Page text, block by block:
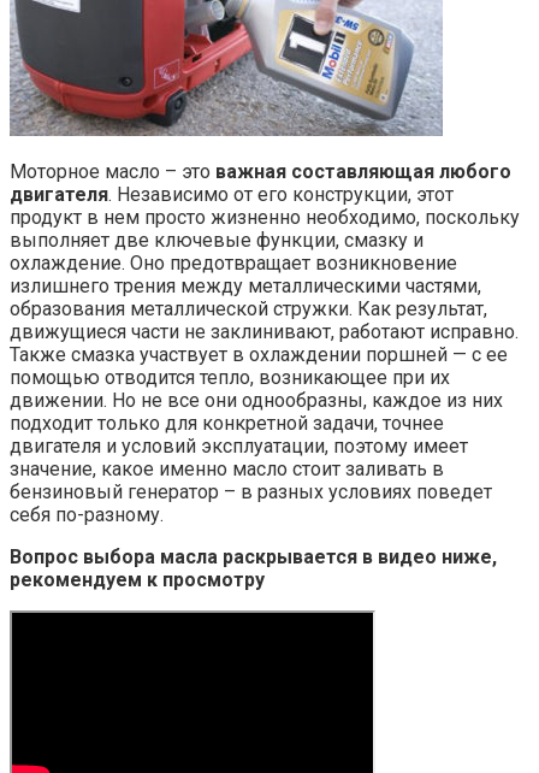
Моторное масло – это важная составляющая любого
двигателя. Независимо от его конструкции, этот
продукт в нем просто жизненно необходимо, поскольку
выполняет две ключевые функции, смазку и
охлаждение. Оно предотвращает возникновение
излишнего трения между металлическими частями,
образования металлической стружки. Как результат,
движущиеся части не заклинивают, работают исправно.
Также смазка участвует в охлаждении поршней — с ее
помощью отводится тепло, возникающее при их
движении. Но не все они однообразны, каждое из них
подходит только для конкретной задачи, точнее
двигателя и условий эксплуатации, поэтому имеет
значение, какое именно масло стоит заливать в
бензиновый генератор – в разных условиях поведет
себя по-разному.
Вопрос выбора масла раскрывается в видео ниже,
рекомендуем к просмотру